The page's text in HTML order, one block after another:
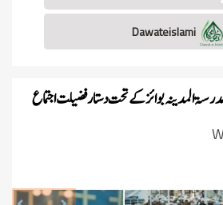
بوائز کے تحت دستار فضیلت اجتماع
Next